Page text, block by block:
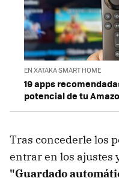
EN XATAKA SMART HOME
19 apps
potencial de tu
Tras concederle los
entrar en los ajustes
"Guardado